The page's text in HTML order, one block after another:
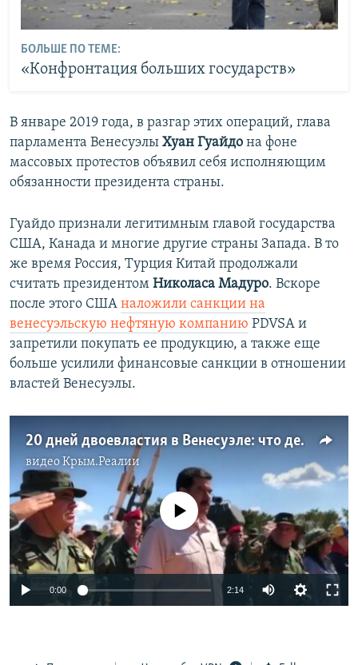
БОЛЬШЕ ПО ТЕМЕ:
«Конфронтация больших государств»
В январе 2019 года, в разгар этих операций, глава
парламента Венесуэлы Хуан Гуайдо на фоне
массовых протестов объявил себя исполняющим
обязанности президента страны.
Гуайдо признали легитимным главой государства
США, Канада и многие другие страны Запада. В то
же время Россия, Турция Китай продолжали
считать президентом Николаса Мадуро. Вскоре
после этого США наложили санкции на
венесуэльскую нефтяную компанию PDVSA и
запретили покупать ее продукцию, а также еще
больше усилили финансовые санкции в отношении
властей Венесуэлы.
20 дней двоевластия в Венесуэле: что делают Мадуро и Гуайдо
видеоКрым.Реалии
No media source currently available
0:00 2:14